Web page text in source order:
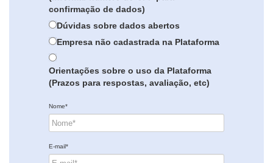
confirmação de dados)
Dúvidas sobre dados abertos
Empresa não cadastrada na Plataforma
Orientações sobre o uso da Plataforma
(Prazos para respostas, avaliação, etc)
Nome*
E-mail*